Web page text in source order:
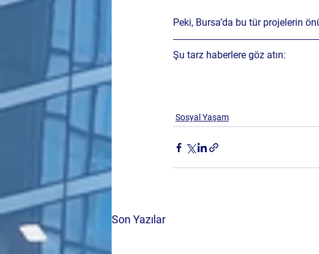
Peki, Bursa’da bu tür projelerin
Şu tarz haberlere göz atın:
Sosyal Yaşam
Son Yazılar